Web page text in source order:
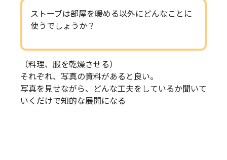
ストーブは部屋を暖める以外にどんなことに
使うでしょうか？
（料理、服を乾燥させる）
それぞれ、写真の資料があると良い。
写真を見せながら、どんな工夫をしているか聞いて
いくだけで知的な展開になる